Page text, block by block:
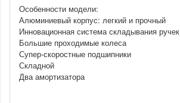
Особенности модели:
Алюминиевый корпус: легкий и прочный
Инновационная система складывания ручек
Большие проходимые колеса
Супер-скоростные подшипники
Складной
Два амортизатора